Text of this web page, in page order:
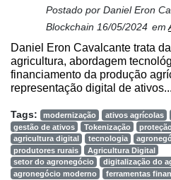
Postado por Daniel Eron
Blockchain 16/05/2024 em
Daniel Eron Cavalcante trata
agricultura, abordagem
financiamento da produção
representação digital de ativos...
Tags: modernização ativos agrícolas
gestão de ativos
Tokenização
agricultura digital
tecnologia
produtores rurais
Agricultura Digital
setor do agronegócio
digitalização do
agronegócio moderno
ferramentas